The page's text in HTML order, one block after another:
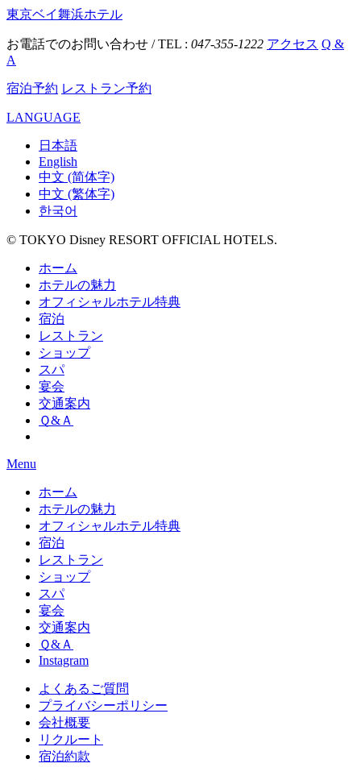
東京ベイ舞浜ホテル
お電話でのお問い合わせ / TEL : 047-355-1222 アクセス Q &
A
宿泊予約 レストラン予約
LANGUAGE
日本語
English
中文 (简体字)
中文 (繁体字)
한국어
© TOKYO Disney RESORT OFFICIAL HOTELS.
ホーム
ホテルの魅力
オフィシャルホテル特典
宿泊
レストラン
ショップ
スパ
宴会
交通案内
Ｑ&Ａ
Menu
ホーム
ホテルの魅力
オフィシャルホテル特典
宿泊
レストラン
ショップ
スパ
宴会
交通案内
Ｑ&Ａ
Instagram
よくあるご質問
プライバシーポリシー
会社概要
リクルート
宿泊約款